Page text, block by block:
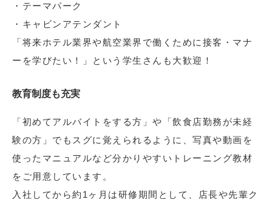
・テーマパーク
・キャビンアテンダント
「将来ホテル業界や航空業界で働くために接客・マナ
ーを学びたい！」という学生さんも大歓迎！
教育制度も充実
「初めてアルバイトをする方」や「飲食店勤務が未経
験の方」でもスグに覚えられるように、写真や動画を
使ったマニュアルなど分かりやすいトレーニング教材
をご用意しています。
入社してから約1ヶ月は研修期間として、店長や先輩ク